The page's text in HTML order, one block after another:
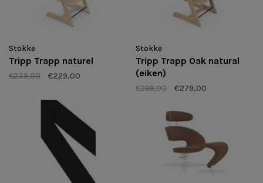
Stokke
Tripp Trapp naturel
€239,00 €229,00
Stokke
Tripp Trapp Oak natural
(eiken)
€299,00 €279,00